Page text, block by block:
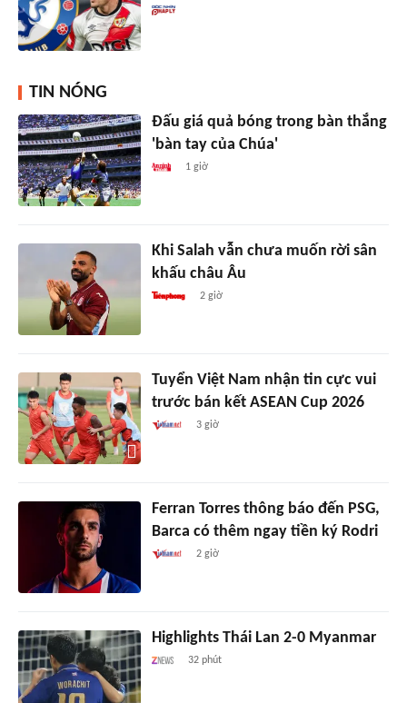
TIN NÓNG
Đấu giá quả bóng trong bàn thắng
'bàn tay của Chúa'
1 giờ
Khi Salah vẫn chưa muốn rời sân
khấu châu Âu
2 giờ
Tuyển Việt Nam nhận tin cực vui
trước bán kết ASEAN Cup 2026
3 giờ
Ferran Torres thông báo đến PSG,
Barca có thêm ngay tiền ký Rodri
2 giờ
Highlights Thái Lan 2-0 Myanmar
32 phút